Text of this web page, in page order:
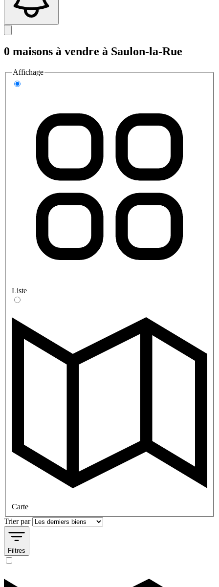
0 maisons à vendre à Saulon-la-Rue
Affichage
Liste
Carte
Trier par
Filtres